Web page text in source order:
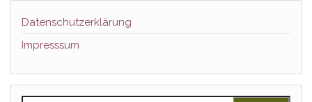
Datenschutzerklärung
Impresssum